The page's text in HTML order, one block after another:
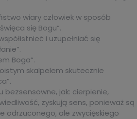
wiary człowiek w sposób
się Bogu”.
i uzupełniać się
Boga”.
skalpelem skutecznie
bezsensowne, jak: cierpienie,
zyskują sens, ponieważ są
odrzuconego, ale zwycięskiego